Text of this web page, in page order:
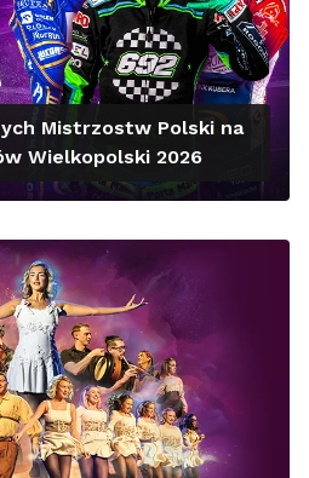
Mistrzostw Polski na
Wielkopolski 2026